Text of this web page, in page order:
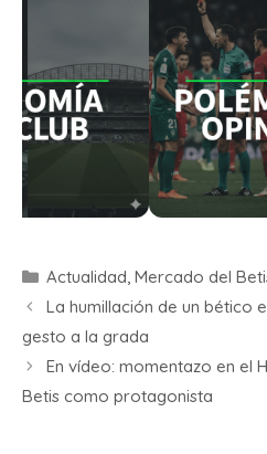
Actualidad Mercado del
La humillación de un bético
gesto a la grada
En vídeo: momentazo en el
Betis como protagonista